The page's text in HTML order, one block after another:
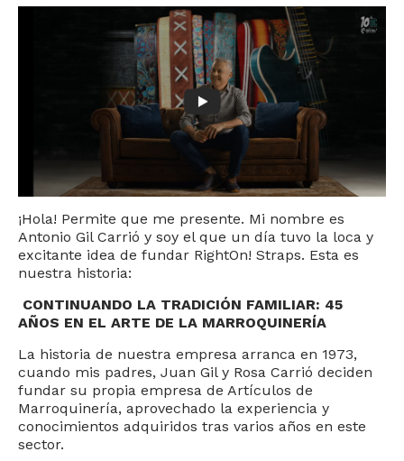
¡Hola! Permite que me presente. Mi nombre es
Antonio Gil Carrió y soy el que un día tuvo la loca y
excitante idea de fundar RightOn! Straps. Esta es
nuestra historia:
CONTINUANDO LA TRADICIÓN FAMILIAR: 45
AÑOS EN EL ARTE DE LA MARROQUINERÍA
La historia de nuestra empresa arranca en 1973,
cuando mis padres, Juan Gil y Rosa Carrió deciden
fundar su propia empresa de Artículos de
Marroquinería, aprovechado la experiencia y
conocimientos adquiridos tras varios años en este
sector.